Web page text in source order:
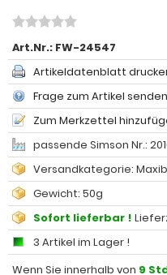
Art.Nr.: FW-24547
Artikeldatenblatt
Frage zum Artikel
Zum Merkzettel
passende Simson Nr.:
Versandkategorie:
Gewicht: 50g
Sofort lieferbar !
3 Artikel im Lager !
Wenn Sie innerhalb von 9